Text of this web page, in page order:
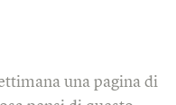
una pagina di